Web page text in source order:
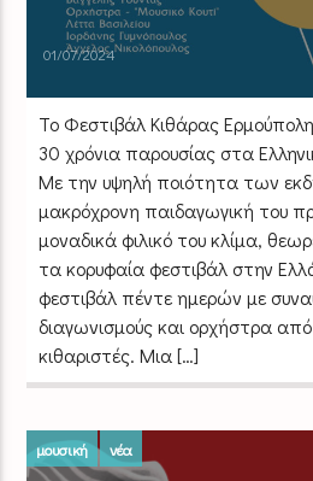
01/07/2024
Το Φεστιβάλ Κιθάρας
30 χρόνια παρουσίας στα
Με την υψηλή ποιότητα των
μακρόχρονη παιδαγωγική του
μοναδικά φιλικό του κλίμα,
τα κορυφαία φεστιβάλ στην
φεστιβάλ πέντε ημερών με
διαγωνισμούς και ορχήστρα
κιθαριστές. Μια […]
μουσική νέα